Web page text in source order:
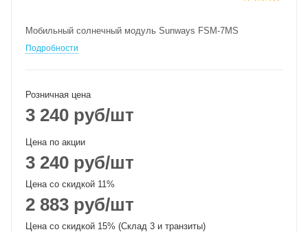
Мобильный солнечный модуль Sunways FSM-7MS
Подробности
Розничная цена
3 240 руб/шт
Цена по акции
3 240 руб/шт
Цена со скидкой 11%
2 883 руб/шт
Цена со скидкой 15% (Склад 3 и транзиты)